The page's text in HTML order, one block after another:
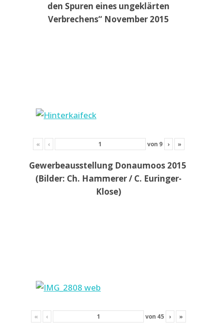
den Spuren eines ungeklärten
Verbrechens“ November 2015
« ‹ von 9 › »
Gewerbeausstellung Donaumoos 2015
(Bilder: Ch. Hammerer / C. Euringer-
Klose)
« ‹ von 45 › »